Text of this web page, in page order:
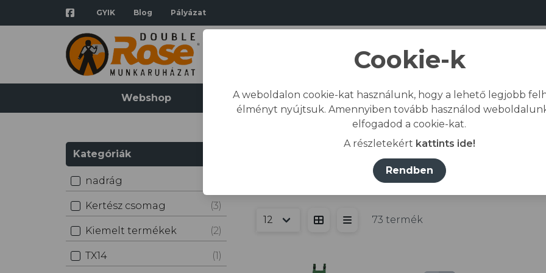
GYIK Blog Pályázat
Webshop Katalógus Bemutatkozás Gyártás
Kezdőlap
Kategóriák
nadrág
Kertész csomag (3)
Kiemelt termékek (2)
TX14 (1)
73 termék
Cookie-k
A weboldalon cookie-kat használunk, hogy a lehető legjobb
élményt nyújtsuk. Amennyiben tovább használod
elfogadod a cookie-kat.
A részletekért kattints ide!
Rendben